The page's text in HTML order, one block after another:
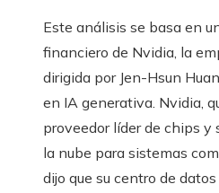
Este análisis se basa en
financiero de Nvidia, la
dirigida por Jen-Hsun
en IA generativa. Nvidia,
proveedor líder de chips y
la nube para sistemas
dijo que su centro de